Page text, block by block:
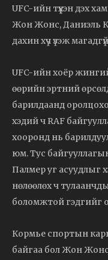
UFC-ийн түүхэн дэх
Жон Жонс, Даниэль
дахин хүч үзэж
UFC-ийн хоёр
өөрийн эртний
барилдаанд
хэдий ч RAF
хооронд нь
юм. Тус
Палмер уг асуудлыг
нөлөөлөх ч
боломжтой гэдгийг
Кормье спортын
байгаа бол Жон Жонс